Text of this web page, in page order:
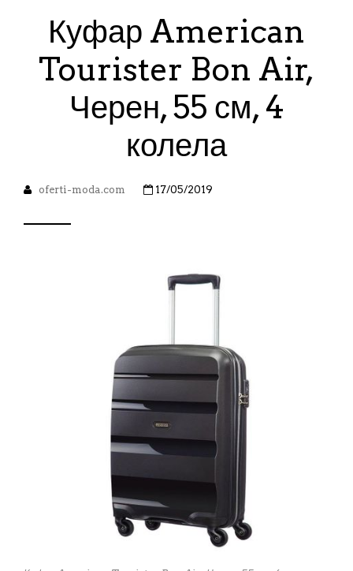
Куфар American
Tourister Bon Air,
Черен, 55 см, 4
колела
oferti-moda.com 17/05/2019